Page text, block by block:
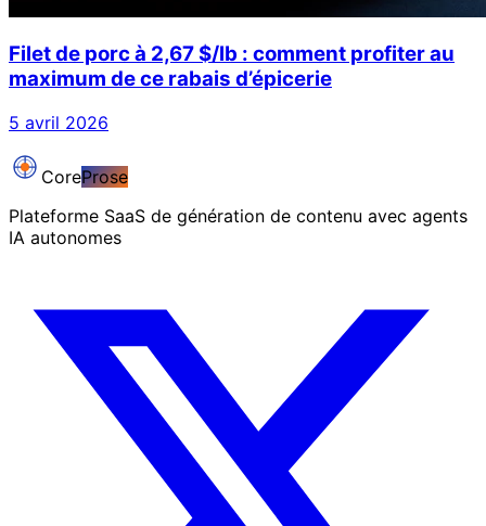
Filet de porc à 2,67 $/lb : comment profiter au
maximum de ce rabais d’épicerie
5 avril 2026
CoreProse
Plateforme SaaS de génération de contenu avec agents
IA autonomes